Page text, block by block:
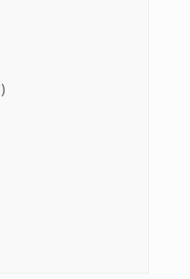
1